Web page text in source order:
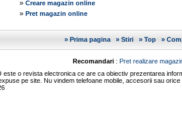
» Creare magazin online
» Pret magazin online
» Prima pagina» Stiri» Top»
Recomandari : Pret realizare
este o revista electronica ce are ca obiectiv prezentarea
pe site. Nu vindem telefoane mobile, accesorii sau